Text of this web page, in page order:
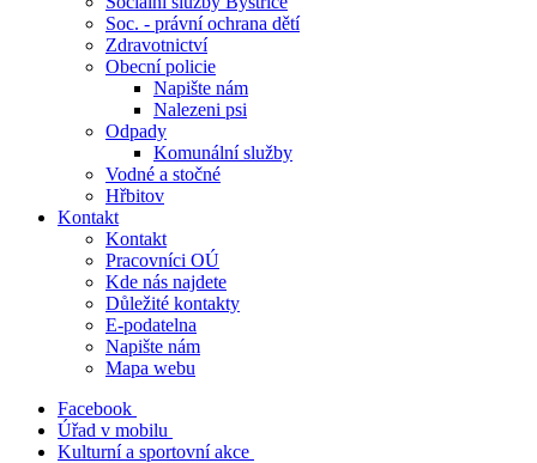
Soc. - právní ochrana dětí
Zdravotnictví
Obecní policie
Napište nám
Nalezeni psi
Odpady
Komunální služby
Vodné a stočné
Hřbitov
Kontakt
Kontakt
Pracovníci OÚ
Kde nás najdete
Důležité kontakty
E-podatelna
Napište nám
Mapa webu
Facebook
Úřad v mobilu
Kulturní a sportovní akce